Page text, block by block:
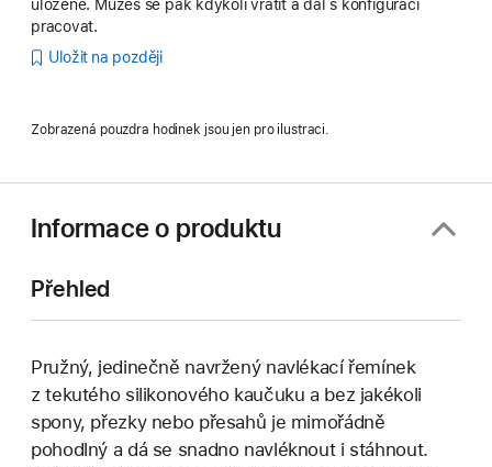
uložené. Můžeš se pak kdykoli vrátit a dál s konfigurací
pracovat.
Uložit na později
Zobrazená pouzdra hodinek jsou jen pro ilustraci.
Informace o produktu
Přehled
Pružný, jedinečně navržený navlékací řemínek
z tekutého silikonového kaučuku a bez jakékoli
spony, přezky nebo přesahů je mimořádně
pohodlný a dá se snadno navléknout i stáhnout.